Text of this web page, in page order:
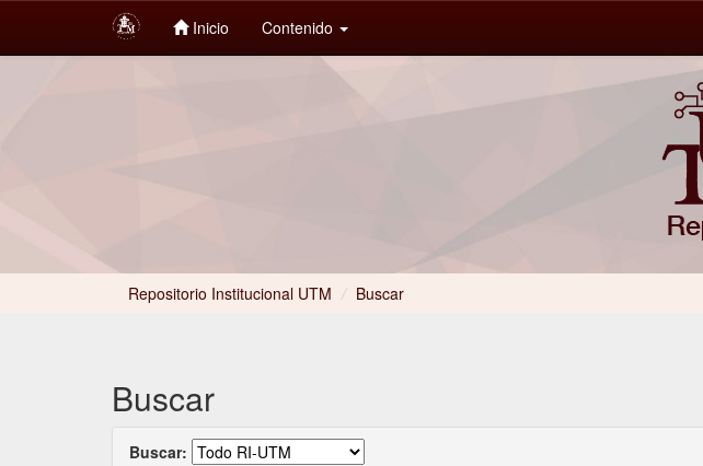
Inicio Contenido
Repositorio Institucional UTM / Buscar
Buscar
Buscar: